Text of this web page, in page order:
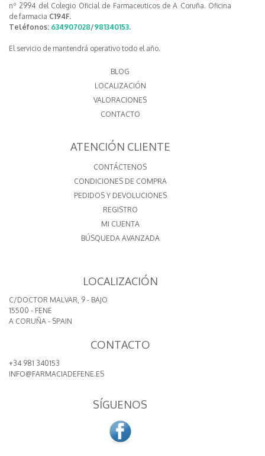
nº 2994 del Colegio Oficial de Farmaceuticos de A Coruña. Oficina
de farmacia C194F.
Teléfonos: 634907028/981340153.
El servicio de mantendrá operativo todo el año.
BLOG
LOCALIZACIÓN
VALORACIONES
CONTACTO
ATENCIÓN CLIENTE
CONTÁCTENOS
CONDICIONES DE COMPRA
PEDIDOS Y DEVOLUCIONES
REGISTRO
MI CUENTA
BÚSQUEDA AVANZADA
LOCALIZACIÓN
C/DOCTOR MALVAR, 9 - BAJO
15500 - FENE
A CORUÑA - SPAIN
CONTACTO
+34 981 340153
INFO@FARMACIADEFENE.ES
SÍGUENOS